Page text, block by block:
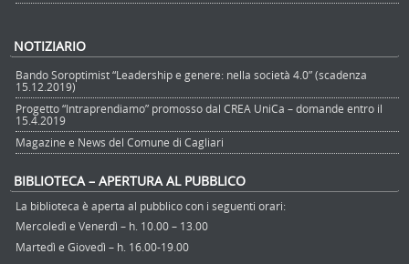
NOTIZIARIO
Bando Soroptimist “Leadership e genere: nella società 4.0” (scadenza
15.12.2019)
Progetto “Intraprendiamo” promosso dal CREA UniCa – domande entro il
15.4.2019
Magazine e News del Comune di Cagliari
BIBLIOTECA – APERTURA AL PUBBLICO
La biblioteca è aperta al pubblico con i seguenti orari:
Mercoledì e Venerdì – h. 10.00 – 13.00
Martedì e Giovedì – h. 16.00-19.00